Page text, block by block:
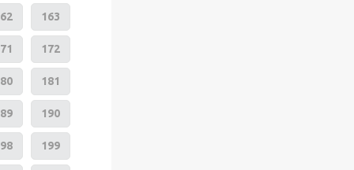
163
172
181
190
199